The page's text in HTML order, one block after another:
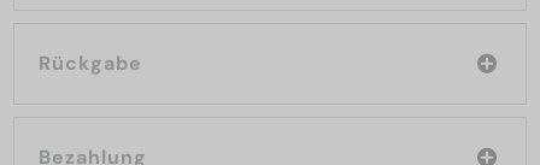
Rückgabe
Bezahlung